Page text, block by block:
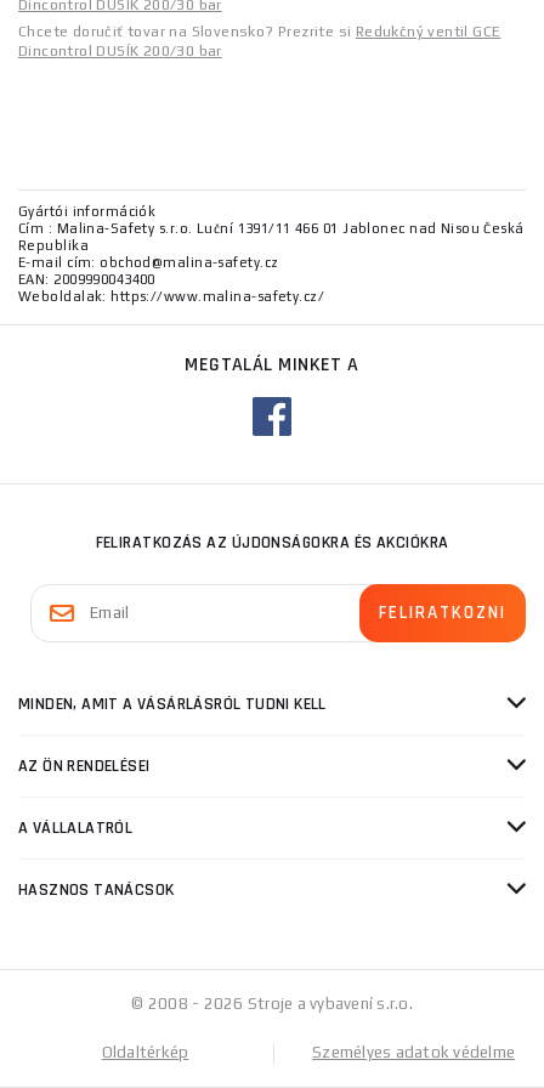
Dincontrol DUSÍK 200/30 bar
Chcete doručiť tovar na Slovensko? Prezrite si Redukčný ventil GCE
Dincontrol DUSÍK 200/30 bar
Gyártói információk
Cím : Malina-Safety s.r.o. Luční 1391/11 466 01 Jablonec nad Nisou Česká
Republika
E-mail cím: obchod@malina-safety.cz
EAN: 2009990043400
Weboldalak: https://www.malina-safety.cz/
MEGTALÁL MINKET A
FELIRATKOZÁS AZ ÚJDONSÁGOKRA ÉS AKCIÓKRA
MINDEN, AMIT A VÁSÁRLÁSRÓL TUDNI KELL
AZ ÖN RENDELÉSEI
A VÁLLALATRÓL
HASZNOS TANÁCSOK
© 2008 - 2026 Stroje a vybavení s.r.o.
Oldaltérkép Személyes adatok védelme